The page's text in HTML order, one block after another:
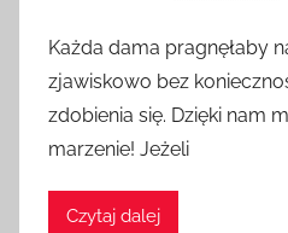
Każda dama pragnęłaby
zjawiskowo bez
zdobienia się. Dzięki nam
marzenie! Jeżeli
Czytaj dalej